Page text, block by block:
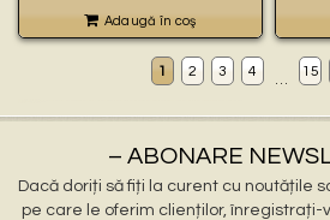
Adaugă în coş
1 2 3 4 15
– ABONARE
Dacă doriți să fiți la curent cu noutățile
pe care le oferim clienților, înregistrați-